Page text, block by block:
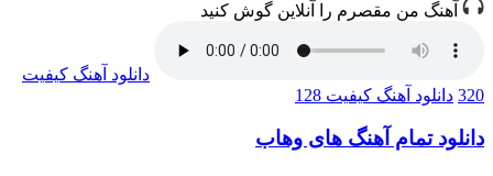
آهنگ من مقصرم را آنلاین گوش کنید
دانلود آهنگ کیفیت
320 دانلود آهنگ کیفیت 128
دانلود تمام آهنگ های وهاب